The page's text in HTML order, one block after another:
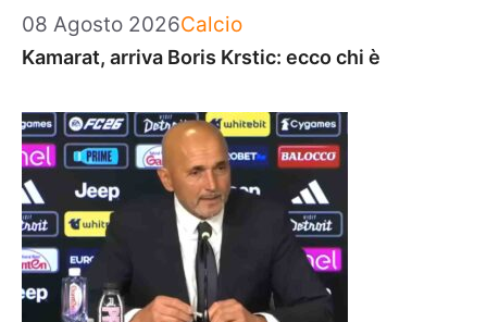
08 Agosto 2026Categorie
Calcio
Kamarat, arriva Boris Krstic: ecco chi è